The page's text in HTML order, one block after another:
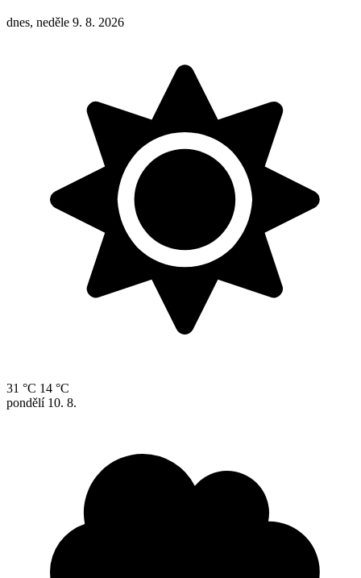
dnes, neděle 9. 8. 2026
31 °C 14 °C
pondělí 10. 8.